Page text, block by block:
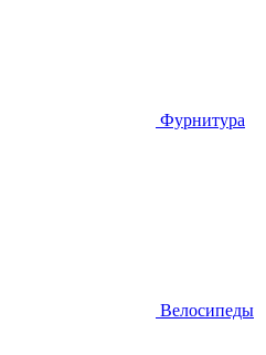
Фурнитура
Велосипеды